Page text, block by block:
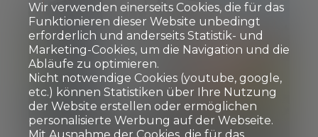
Verkauft
Wir verwenden einerseits Cookies, die für das
Funktionieren dieser Website unbedingt
erforderlich und anderseits Statistik- und
Marketing-Cookies, um die Navigation und die
Abläufe zu optimieren.
Nicht notwendige Cookies (youtube, google,
etc.) können Statistiken über Ihre Nutzung
der Website erstellen oder ermöglichen
personalisierte Werbung auf der Webseite.